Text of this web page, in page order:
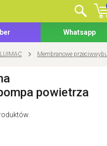
Whatsapp
Membranowe
powietrza